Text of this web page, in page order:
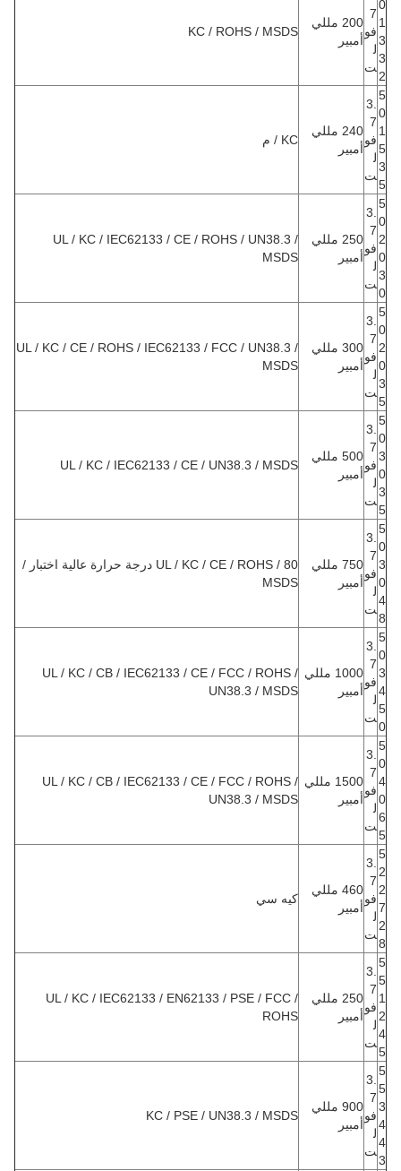
0
1
3
3
2
7
فو
ل
ت
200 مللي
أمبير
KC / ROHS / MSDS
5
0
1
5
3
5
3.
7
فو
ل
ت
240 مللي
أمبير
KC / م
5
0
2
0
3
0
3.
7
فو
ل
ت
250 مللي
أمبير
UL / KC / IEC62133 / CE / ROHS / UN38.3 /
MSDS
5
0
2
0
3
5
3.
7
فو
ل
ت
300 مللي
أمبير
UL / KC / CE / ROHS / IEC62133 / FCC / UN38.3 /
MSDS
5
0
3
0
3
5
3.
7
فو
ل
ت
500 مللي
أمبير
UL / KC / IEC62133 / CE / UN38.3 / MSDS
5
0
3
0
4
8
3.
7
فو
ل
ت
750 مللي
أمبير
UL / KC / CE / ROHS / 80 درجة حرارة عالية اختبار /
MSDS
5
0
3
4
5
0
3.
7
فو
ل
ت
1000 مللي
أمبير
UL / KC / CB / IEC62133 / CE / FCC / ROHS /
UN38.3 / MSDS
5
0
4
0
6
5
3.
7
فو
ل
ت
1500 مللي
أمبير
UL / KC / CB / IEC62133 / CE / FCC / ROHS /
UN38.3 / MSDS
5
2
2
7
2
8
3.
7
فو
ل
ت
460 مللي
أمبير
كيه سي
5
5
1
2
4
5
3.
7
فو
ل
ت
250 مللي
أمبير
UL / KC / IEC62133 / EN62133 / PSE / FCC /
ROHS
5
5
3
4
4
3
3.
7
فو
ل
ت
900 مللي
أمبير
KC / PSE / UN38.3 / MSDS